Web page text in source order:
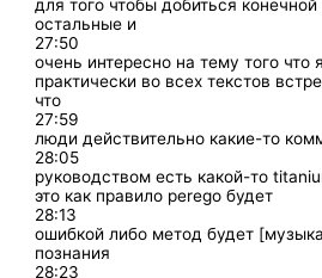
для того чтобы добиться
остальные и
27:50
очень интересно на тему того что
практически во всех текстов
что
27:59
люди действительно какие-то
28:05
руководством есть какой-то
это как правило perego будет
28:13
ошибкой либо метод будет
познания
28:23